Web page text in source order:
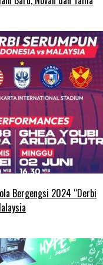
Bergengsi 2024 “Derbi